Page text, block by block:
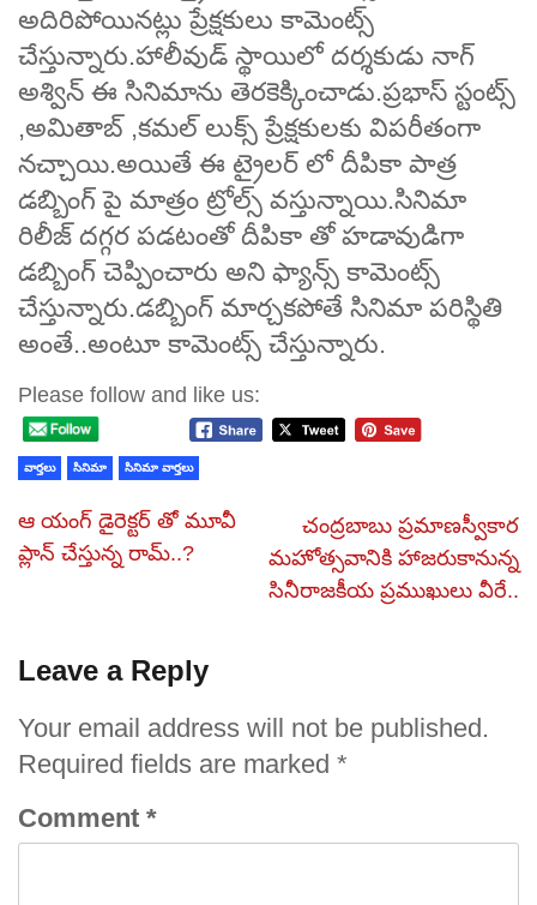
అదిరిపోయినట్లు ప్రేక్షకులు కామెంట్స్
చేస్తున్నారు.హాలీవుడ్ స్థాయిలో దర్శకుడు నాగ్
అశ్విన్ ఈ సినిమాను తెరకెక్కించాడు.ప్రభాస్ స్టంట్స్
,అమితాబ్ ,కమల్ లుక్స్ ప్రేక్షకులకు విపరీతంగా
నచ్చాయి.అయితే ఈ ట్రైలర్ లో దీపికా పాత్ర
డబ్బింగ్ పై మాత్రం ట్రోల్స్ వస్తున్నాయి.సినిమా
రిలీజ్ దగ్గర పడటంతో దీపికా తో హడావుడిగా
డబ్బింగ్ చెప్పించారు అని ఫ్యాన్స్ కామెంట్స్
చేస్తున్నారు.డబ్బింగ్ మార్చకపోతే సినిమా పరిస్థితి
అంతే..అంటూ కామెంట్స్ చేస్తున్నారు.
Please follow and like us:
వార్తలు సినిమా సినిమా వార్తలు
ఆ యంగ్ డైరెక్టర్ తో మూవీ
ప్లాన్ చేస్తున్న రామ్..?
చంద్రబాబు ప్రమాణస్వీకార
మహోత్సవానికి హాజరుకానున్న
సినీరాజకీయ ప్రముఖులు వీరే..
Leave a Reply
Your email address will not be published.
Required fields are marked *
Comment *